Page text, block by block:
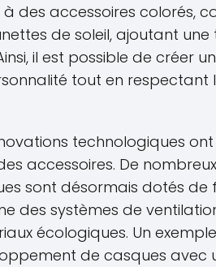
à des accessoires colorés,
de soleil, ajoutant
il est possible de créer
tout en respectant
technologiques
accessoires. De
sont désormais dotés de
des systèmes de
écologiques. Un
de casques avec